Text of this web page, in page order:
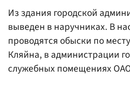
Из здания городской
выведен в наручниках. В
проводятся обыски по
Кляйна, в администрации
служебных помещениях